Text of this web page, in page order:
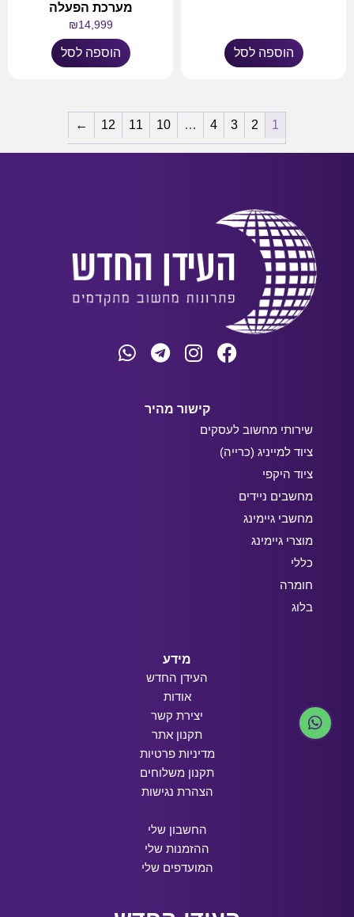
הוספה לסל
מערכת הפעלה
₪14,999
הוספה לסל
1
2
3
4
…
10
11
12
←
קישור מהיר
שירותי מחשוב לעסקים
ציוד למייניג (כרייה)
ציוד היקפי
מחשבים ניידים
מחשבי גיימינג
מוצרי גיימינג
כללי
חומרה
בלוג
מידע
העידן החדש
אודות
יצירת קשר
תקנון אתר
מדיניות פרטיות
תקנון משלוחים
הצהרת נגישות
החשבון שלי
ההזמנות שלי
המועדפים שלי